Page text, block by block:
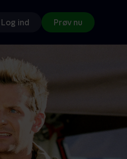
Log ind Prøv nu